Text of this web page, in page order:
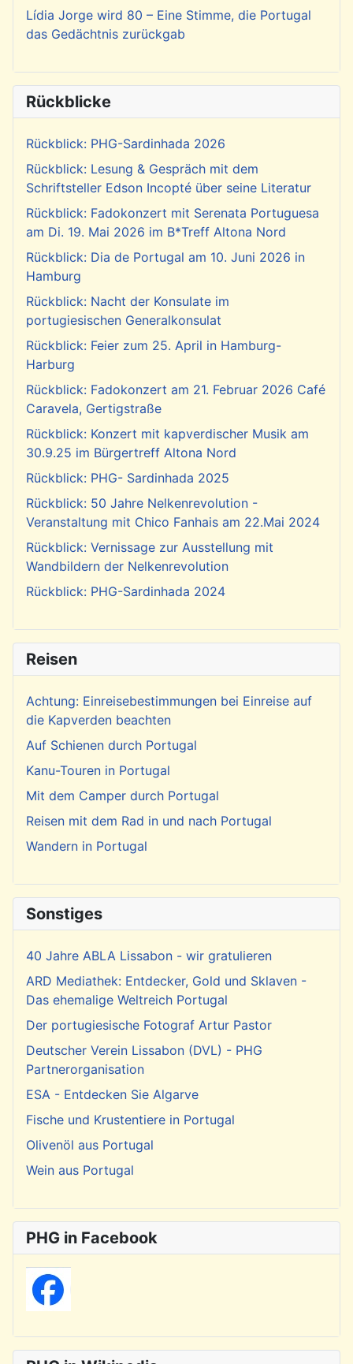
Lídia Jorge wird 80 – Eine Stimme, die Portugal
das Gedächtnis zurückgab
Rückblicke
Rückblick: PHG-Sardinhada 2026
Rückblick: Lesung & Gespräch mit dem
Schriftsteller Edson Incopté über seine Literatur
Rückblick: Fadokonzert mit Serenata Portuguesa
am Di. 19. Mai 2026 im B*Treff Altona Nord
Rückblick: Dia de Portugal am 10. Juni 2026 in
Hamburg
Rückblick: Nacht der Konsulate im
portugiesischen Generalkonsulat
Rückblick: Feier zum 25. April in Hamburg-
Harburg
Rückblick: Fadokonzert am 21. Februar 2026 Café
Caravela, Gertigstraße
Rückblick: Konzert mit kapverdischer Musik am
30.9.25 im Bürgertreff Altona Nord
Rückblick: PHG- Sardinhada 2025
Rückblick: 50 Jahre Nelkenrevolution -
Veranstaltung mit Chico Fanhais am 22.Mai 2024
Rückblick: Vernissage zur Ausstellung mit
Wandbildern der Nelkenrevolution
Rückblick: PHG-Sardinhada 2024
Reisen
Achtung: Einreisebestimmungen bei Einreise auf
die Kapverden beachten
Auf Schienen durch Portugal
Kanu-Touren in Portugal
Mit dem Camper durch Portugal
Reisen mit dem Rad in und nach Portugal
Wandern in Portugal
Sonstiges
40 Jahre ABLA Lissabon - wir gratulieren
ARD Mediathek: Entdecker, Gold und Sklaven -
Das ehemalige Weltreich Portugal
Der portugiesische Fotograf Artur Pastor
Deutscher Verein Lissabon (DVL) - PHG
Partnerorganisation
ESA - Entdecken Sie Algarve
Fische und Krustentiere in Portugal
Olivenöl aus Portugal
Wein aus Portugal
PHG in Facebook